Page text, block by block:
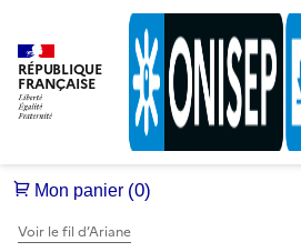
RÉPUBLIQUE
FRANÇAISE
Voir le fil d’Ariane